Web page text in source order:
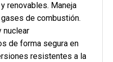
renovables. Maneja
de combustión.
nuclear
de forma segura en
resistentes a la